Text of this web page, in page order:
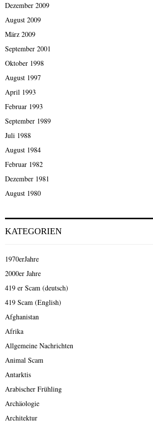
Dezember 2009
August 2009
März 2009
September 2001
Oktober 1998
August 1997
April 1993
Februar 1993
September 1989
Juli 1988
August 1984
Februar 1982
Dezember 1981
August 1980
KATEGORIEN
1970erJahre
2000er Jahre
419 er Scam (deutsch)
419 Scam (English)
Afghanistan
Afrika
Allgemeine Nachrichten
Animal Scam
Antarktis
Arabischer Frühling
Archäologie
Architektur